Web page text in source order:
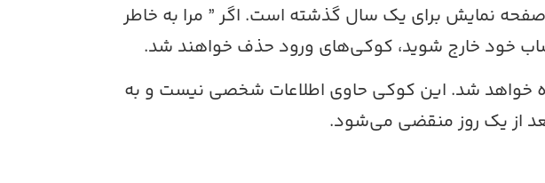
نمایش برای یک سال گذشته است. اگر ” مرا به خاطر
حساب خود خارج شوید، کوکی‌های ورود حذف خواهند شد.
خواهد شد. این کوکی حاوی اطلاعات شخصی نیست و به
از یک روز منقضی می‌شود.